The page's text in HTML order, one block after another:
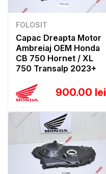
FOLOSIT
Capac Dreapta Motor
Ambreiaj OEM Honda
CB 750 Hornet / XL
750 Transalp 2023+
900.00 lei